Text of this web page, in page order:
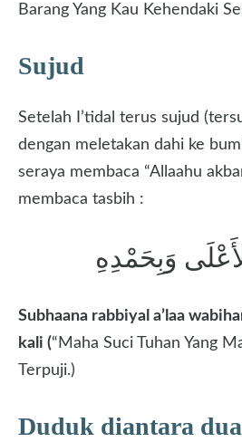
Barang Yang Kau Kehendaki
Sujud
Setelah I’tidal terus sujud
dengan meletakan dahi ke
seraya membaca “Allaahu
membaca tasbih :
وَبِحَمْدِهِ
Subhaana rabbiyal a’laa
kali (“Maha Suci Tuhan Yang
Terpuji.)
Duduk diantara